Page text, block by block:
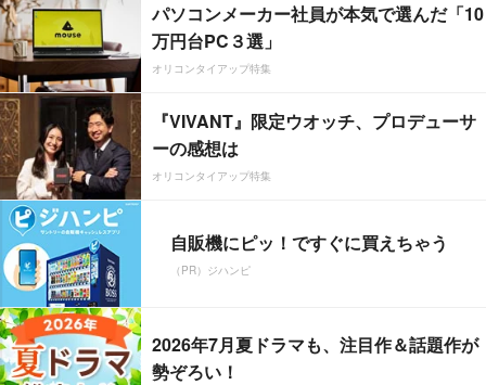
パソコンメーカー社員が本気で選んだ「10
万円台PC３選」
オリコンタイアップ特集
『VIVANT』限定ウオッチ、プロデューサ
ーの感想は
オリコンタイアップ特集
自販機にピッ！ですぐに買えちゃう
（PR）ジハンピ
2026年7月夏ドラマも、注目作＆話題作が
勢ぞろい！